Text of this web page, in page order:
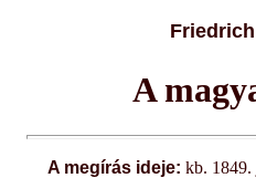
A
A megírás ideje: kb. 1849.